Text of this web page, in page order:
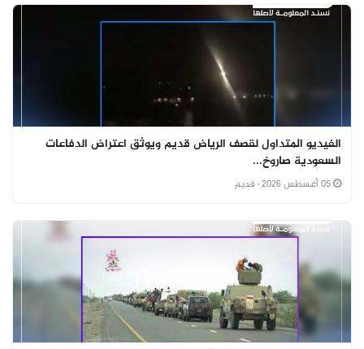
الفيديو المتداول لقصف الرياض قديم ويوثق اعتراض الدفاعات
السعودية صاروخ...
· قديم